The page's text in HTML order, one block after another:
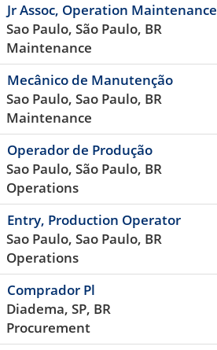
Jr Assoc, Operation Maintenance
Sao Paulo, São Paulo, BR
Maintenance
Mecânico de Manutenção
Sao Paulo, Sao Paulo, BR
Maintenance
Operador de Produção
Sao Paulo, São Paulo, BR
Operations
Entry, Production Operator
Sao Paulo, Sao Paulo, BR
Operations
Comprador Pl
Diadema, SP, BR
Procurement